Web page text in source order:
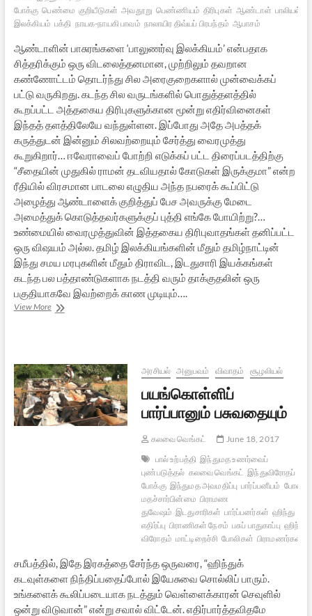
போக்கு பெண்மை குறியீடுகள் அவதூறு பெண்ணியம் திரிபுகள் ஆண்டாள் பாலியல்
இலக்கியம் பக்தி நாயக-நாயகி பாவம் நாலாயிர திவ்யப் பிரபந்தம் ஆபாசம்
ஆண்டாளின் பாசுரங்களை ‘பாலுணர்வு இலக்கியம்’ என்பதாக
சித்தரிக்கும் ஒரு விடலைத்தனமான, முற்றிலும் தவறான
கண்ணோட்டம் தொடர்ந்து சில அரைகுறைகளால் முன்வைக்கப்
பட்டு வருகிறது. கடந்த சில வருடங்களில் பொதுத்தளத்தில்
கூறப்பட்ட அத்தகைய திரிபுகளுக்கான மூன்று எதிர்வினைகள்
இந்தத் தளத்திலேயே வந்துள்ளன. இப்போது அதே அபத்தக்
கருத்துடன் இன்னும் சிலவற்றையும் சேர்த்து வைரமுத்து
கூறுகிறார்… ஈவேராவைப் போற்றி எடுக்கப் பட்ட திரைப்படத்திற்கு
“சீதையின் முதுகில் ராமன் தடவியதால் கோடுகள் இருக்குமா” என்ற
ரீதியில் விரசமான பாடலை எழுதிய அந்த நபரைக் கூப்பிட்டு
அழைத்து ஆண்டாளைக் குறித்துப் பேச அவருக்கு மேடை
அமைத்துக் கொடுத்தவர்களுக்குப் புத்தி எங்கே போயிற்று?…
உண்மையில் வைரமுத்துவின் இத்தகைய திரிபுவாதங்கள் தனிப்பட்ட
ஒரு விஷயம் அல்ல. தமிழ் இலக்கியங்களின் மீதும் தமிழ்நாட்டின்
இந்து சமய மரபுகளின் மீதும் திராவிட, இடதுசாரி இயக்கங்கள்
கடந்த பல பத்தாண்டுகளாக நடத்தி வரும் தாக்குதலின் ஒரு
பகுதியாகவே இவற்றைக் காண முடியும்….
View Moreஆண்டாள்
அரசியல் அனுபவம் விவாதம் சூழலியல்
பயங்கொள்ளிப்
பார்ப்பானும் பசுவதையும்
கலவை வெங்கட்
June 18, 2017
பால் உற்பத்தி இந்துமத உணர்வைப்
புண்படுத்தல் கலவை வெங்கட் இந்துவிரோதப்
போக்கு இந்துமத அவமதிப்பு பார்ப்பனீயம் போலி
மதச்சார்பின்மை பிராமண
துவேஷம் இடதுசாரிகள் பார்ப்பனர்கள் ஹிந்து
எதிர்ப்பு பிராணிகள் நேசம் பசுப் பாதுகாப்பு ஹிந்து
விரோதம் மாட்டிறைச்சி போலிகள் பிராமணர்கள்
சமீபத்தில், இதே இரகத்தை சேர்ந்த ஒருவரை, “ஹிந்துக்
கடவுள்களை நிந்திப்பதைப்போல் இயேசுவை சொல்லிப் பாரும்.
உங்களைக் கூலிப்படையாக நடத்தும் வெள்ளைக்காரன் செவுளில்
ஒன்று விடுவான்” என்று சவால் விட்டேன். எதிர்பார்த்தவிதமே